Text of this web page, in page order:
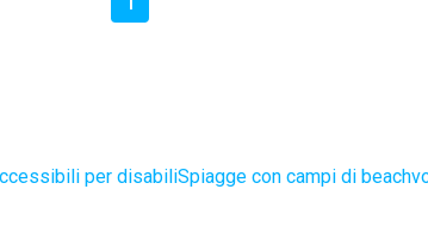
per disabiliSpiagge con campi di